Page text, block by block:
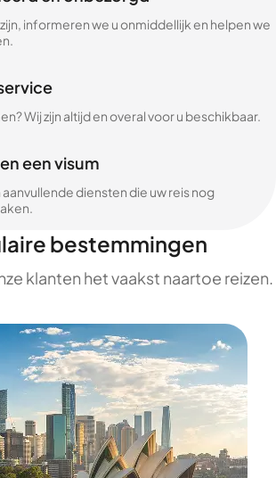
informeren we u onmiddellijk en helpen we
Wij zijn altijd en overal voor u beschikbaar.
een visum
diensten die uw reis nog
bestemmingen
klanten het vaakst naartoe reizen.